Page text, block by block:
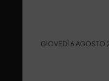
GIOVEDÌ 6 AGOSTO